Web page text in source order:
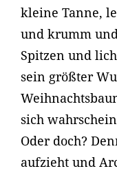
kleine Tanne,
und krumm
Spitzen und
sein größter
sich
Oder doch?
aufzieht und